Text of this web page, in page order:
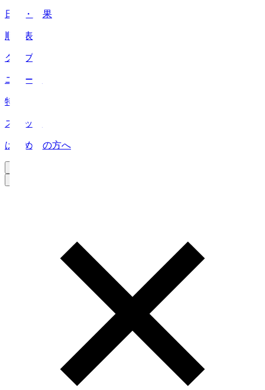
日程・結果
順位表
クラブ
ニュース
特集
スタッツ
はじめての方へ